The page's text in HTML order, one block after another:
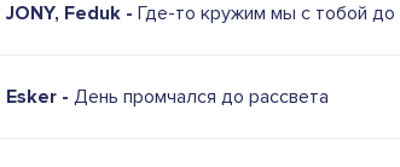
JONY, Feduk - Где-то кружим мы с тобой до
Esker - День промчался до рассвета